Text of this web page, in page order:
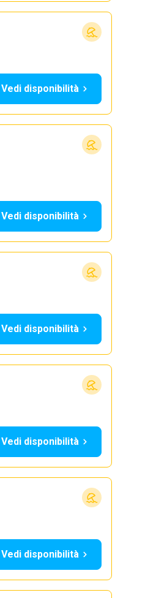
Vedi disponibilità
Vedi disponibilità
Vedi disponibilità
Vedi disponibilità
Vedi disponibilità